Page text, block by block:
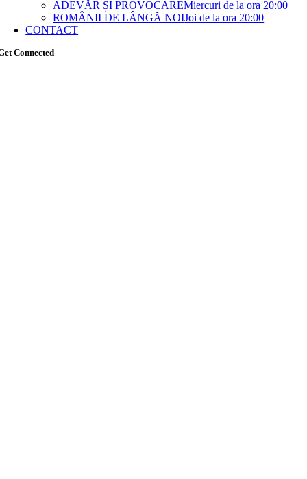
ADEVĂR ȘI PROVOCAREMiercuri de la ora 20:00
ROMÂNII DE LÂNGĂ NOIJoi de la ora 20:00
CONTACT
Connected